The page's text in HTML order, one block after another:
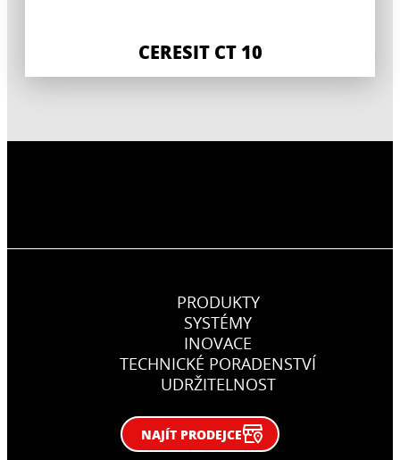
CERESIT CT 10
PRODUKTY
SYSTÉMY
INOVACE
TECHNICKÉ PORADENSTVÍ
UDRŽITELNOST
NAJÍT PRODEJCE